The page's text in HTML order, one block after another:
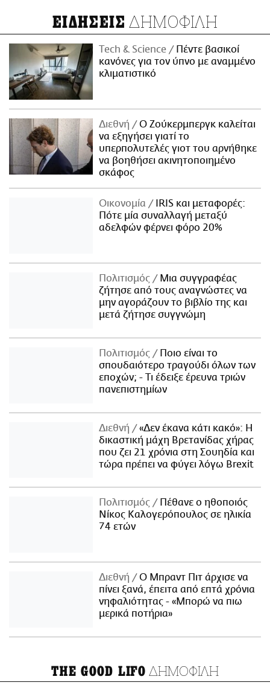
ΕΙΔΗΣΕΙΣ ΔΗΜΟΦΙΛΗ
Τech & Science
Πέντε βασικοί
κανόνες για τον ύπνο με αναμμένο
κλιματιστικό
Διεθνή
Ο Ζούκερμπεργκ καλείται
να εξηγήσει γιατί το
υπερπολυτελές γιοτ του αρνήθηκε
να βοηθήσει ακινητοποιημένο
σκάφος
Οικονομία
IRIS και μεταφορές:
Πότε μία συναλλαγή μεταξύ
αδελφών φέρνει φόρο 20%
Πολιτισμός
Μια συγγραφέας
ζήτησε από τους αναγνώστες να
μην αγοράζουν το βιβλίο της και
μετά ζήτησε συγγνώμη
Πολιτισμός
Ποιο είναι το
σπουδαιότερο τραγούδι όλων των
εποχών; - Τι έδειξε έρευνα τριών
πανεπιστημίων
Διεθνή
«Δεν έκανα κάτι κακό»: Η
δικαστική μάχη Βρετανίδας χήρας
που ζει 21 χρόνια στη Σουηδία και
τώρα πρέπει να φύγει λόγω Brexit
Πολιτισμός
Πέθανε ο ηθοποιός
Νίκος Καλογερόπουλος σε ηλικία
74 ετών
Διεθνή
Ο Μπραντ Πιτ άρχισε να
πίνει ξανά, έπειτα από επτά χρόνια
νηφαλιότητας - «Μπορώ να πιω
μερικά ποτήρια»
THE GOOD LIFO ΔΗΜΟΦΙΛΗ